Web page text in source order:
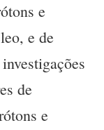
e
e de
de
e